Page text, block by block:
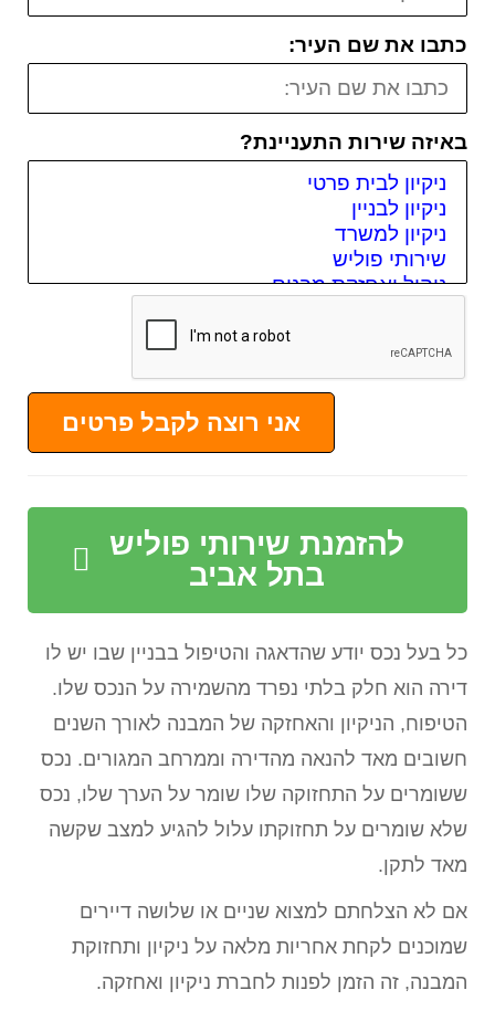
כתבו את שם העיר:
באיזה שירות התעניינת?
אני רוצה לקבל פרטים
להזמנת שירותי פוליש
בתל אביב
כל בעל נכס יודע שהדאגה והטיפול בבניין שבו יש לו
דירה הוא חלק בלתי נפרד מהשמירה על הנכס שלו.
הטיפוח, הניקיון והאחזקה של המבנה לאורך השנים
חשובים מאד להנאה מהדירה וממרחב המגורים. נכס
ששומרים על התחזוקה שלו שומר על הערך שלו, נכס
שלא שומרים על תחזוקתו עלול להגיע למצב שקשה
מאד לתקן.
אם לא הצלחתם למצוא שניים או שלושה דיירים
שמוכנים לקחת אחריות מלאה על ניקיון ותחזוקת
המבנה, זה הזמן לפנות לחברת ניקיון ואחזקה.